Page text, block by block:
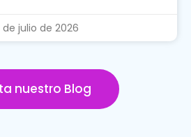
de julio de 2026
nuestro Blog